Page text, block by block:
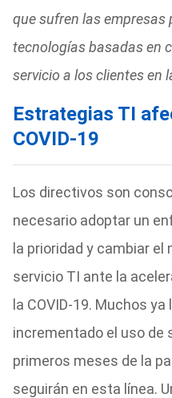
que sufren las empresas
tecnologías basadas en
servicio a los clientes en
Estrategias TI
COVID-19
Los directivos son
necesario adoptar un
la prioridad y cambiar
servicio TI ante la
la COVID-19. Muchos
incrementado el uso de
primeros meses de la
seguirán en esta línea.